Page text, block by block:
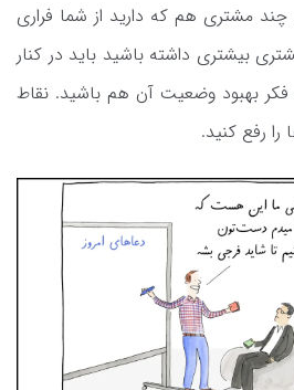
مشتری هم که دارید از شما فراری
بیشتری داشته باشید باید در کنار
بهبود وضعیت آن هم باشید. نقاط
را رفع کنید.